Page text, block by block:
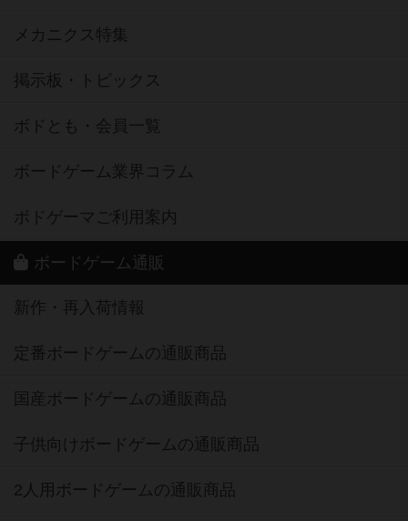
メカニクス特集
掲示板・トピックス
ボドとも・会員一覧
ボードゲーム業界コラム
ボドゲーマご利用案内
ボードゲーム通販
新作・再入荷情報
定番ボードゲームの通販商品
国産ボードゲームの通販商品
子供向けボードゲームの通販商品
2人用ボードゲームの通販商品